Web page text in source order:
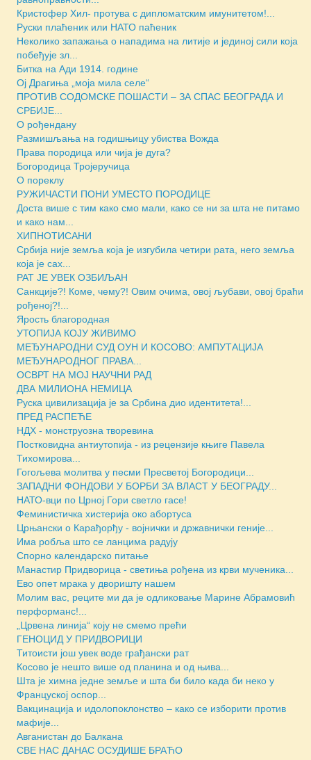
Кристофер Хил- протува с дипломатским имунитетом!...
Руски плаћеник или НАТО паћеник
Неколико запажања о нападима на литије и јединој сили која
побеђује зл...
Битка на Ади 1914. године
Ој Драгиња „моја мила селе“
ПРОТИВ СОДОМСКЕ ПОШАСТИ – ЗА СПАС БЕОГРАДА И
СРБИЈЕ...
О рођендану
Размишљања на годишњицу убиства Вожда
Права породица или чија је дуга?
Богородица Тројеручица
О пореклу
РУЖИЧАСТИ ПОНИ УМЕСТО ПОРОДИЦЕ
Доста више с тим како смо мали, како се ни за шта не питамо
и како нам...
ХИПНОТИСАНИ
Србија није земља која је изгубила четири рата, него земља
која је сах...
РАТ ЈЕ УВЕК ОЗБИЉАН
Санкције?! Коме, чему?! Овим очима, овој љубави, овој браћи
рођеној?!...
Ярость благородная
УТОПИЈА КОЈУ ЖИВИМО
МЕЂУНАРОДНИ СУД ОУН И КОСОВО: АМПУТАЦИЈА
МЕЂУНАРОДНОГ ПРАВА...
ОСВРТ НА МОЈ НАУЧНИ РАД
ДВА МИЛИОНА НЕМИЦА
Руска цивилизација је за Србина дио идентитета!...
ПРЕД РАСПЕЋЕ
НДХ - монструозна творевина
Постковидна антиутопија - из рецензије књиге Павела
Тихомирова...
Гогољева молитва у песми Пресветој Богородици...
ЗАПАДНИ ФОНДОВИ У БОРБИ ЗА ВЛАСТ У БЕОГРАДУ...
НАТО-вци по Црној Гори светло гасе!
Феминистичка хистерија око абортуса
Црњански о Карађорђу - војнички и државнички геније...
Има робља што се ланцима радују
Спорно календарско питање
Манастир Придворица - светиња рођена из крви мученика...
Ево опет мрака у дворишту нашем
Молим вас, реците ми да је одликовање Марине Абрамовић
перформанс!...
„Црвена линија“ коју не смемо прећи
ГЕНОЦИД У ПРИДВОРИЦИ
Титоисти још увек воде грађански рат
Косово је нешто више од планина и од њива...
Шта је химна једне земље и шта би било када би неко у
Француској оспор...
Вакцинација и идолопоклонство – како се изборити против
мафије...
Авганистан до Балкана
СВЕ НАС ДАНАС ОСУДИШЕ БРАЋО